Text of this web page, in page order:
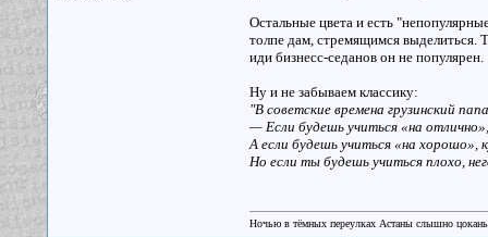
Остальные цвета и есть
толпе дам, стремящимся выделиться.
иди бизнесс-седанов он не популярен.
Ну и не забываем классику:
"В советские времена грузинский
— Если будешь учиться «на
А если будешь учиться «на хорошо»,
Но если ты будешь учиться плохо,
Ночью в тёмных переулках Астаны слышно